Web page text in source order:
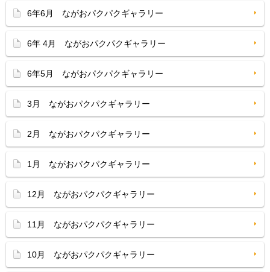
6年6月 ながおパクパクギャラリー
6年 4月 ながおパクパクギャラリー
6年5月 ながおパクパクギャラリー
3月 ながおパクパクギャラリー
2月 ながおパクパクギャラリー
1月 ながおパクパクギャラリー
12月 ながおパクパクギャラリー
11月 ながおパクパクギャラリー
10月 ながおパクパクギャラリー